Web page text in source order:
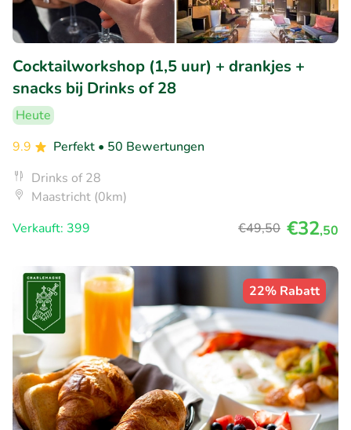
Cocktailworkshop (1,5 uur) + drankjes +
snacks bij Drinks of 28
Heute
9.9
Perfekt • 50 Bewertungen
Drinks of 28
Maastricht (0km)
Verkauft: 399
€49,50 €32,50
22% Rabatt